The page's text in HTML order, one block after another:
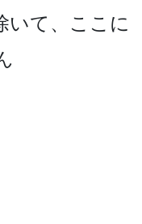
いて、ここに